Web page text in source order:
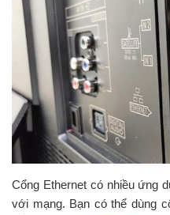
Cổng Ethernet có nhiều ứng
với mạng. Bạn có thể dùng